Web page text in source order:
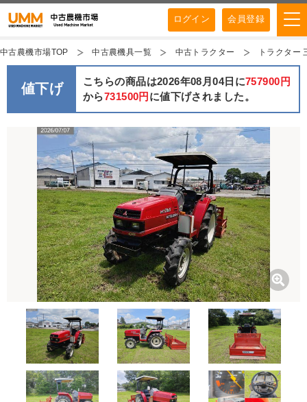
ログイン 会員登録
中古農機市場TOP 中古農機具一覧 中古トラクター トラクター
値下げ こちらの商品は2026年08月04日に757900円
から731500円 に値下げされました。